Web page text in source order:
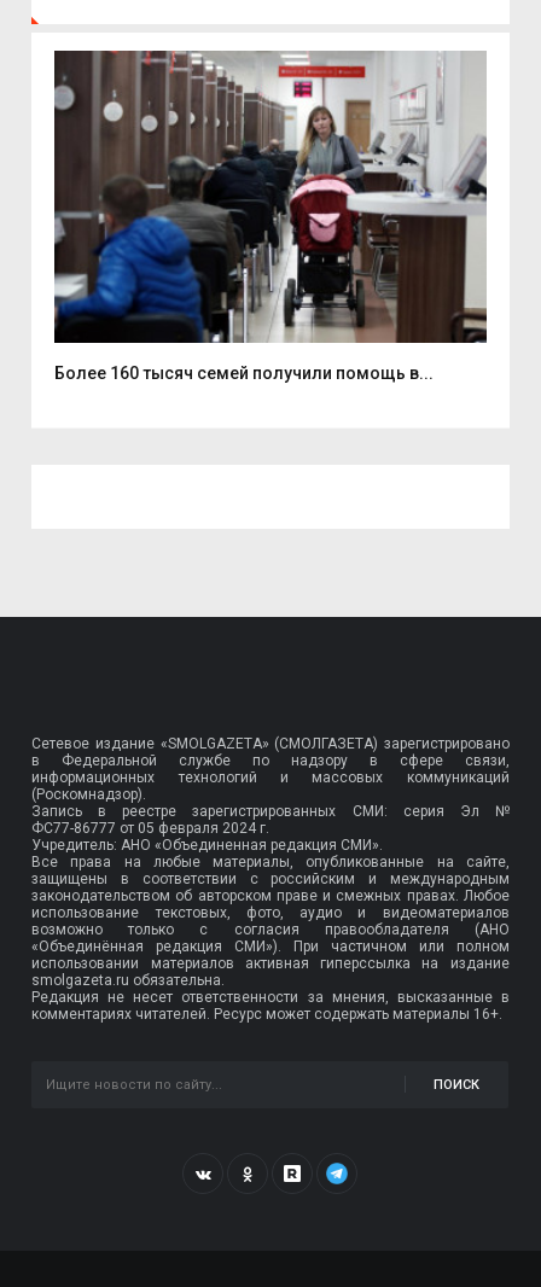
Более 160 тысяч семей получили помощь в...
Сетевое издание «SMOLGAZETA» (СМОЛГАЗЕТА) зарегистрировано
в Федеральной службе по надзору в сфере связи,
информационных технологий и массовых коммуникаций
(Роскомнадзор).
Запись в реестре зарегистрированных СМИ: серия Эл №
ФС77-86777 от 05 февраля 2024 г.
Учредитель: АНО «Объединенная редакция СМИ».
Все права на любые материалы, опубликованные на сайте,
защищены в соответствии с российским и международным
законодательством об авторском праве и смежных правах. Любое
использование текстовых, фото, аудио и видеоматериалов
возможно только с согласия правообладателя (АНО
«Объединённая редакция СМИ»). При частичном или полном
использовании материалов активная гиперссылка на издание
smolgazeta.ru обязательна.
Редакция не несет ответственности за мнения, высказанные в
комментариях читателей. Ресурс может содержать материалы 16+.
ПОИСК